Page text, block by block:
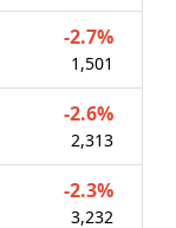
-2.7%
1,501
-2.6%
2,313
-2.3%
3,232